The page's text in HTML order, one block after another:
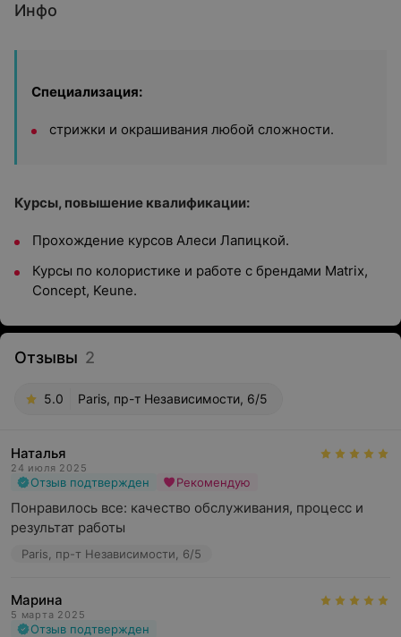
Инфо
Специализация:
стрижки и окрашивания любой сложности.
Курсы, повышение квалификации:
Прохождение курсов Алеси Лапицкой.
Курсы по колористике и работе с брендами Matrix,
Concept, Keune.
Отзывы 2
5.0 Paris, пр-т Независимости, 6/5
Наталья
24 июля 2025
Отзыв подтвержден Рекомендую
Понравилось все: качество обслуживания, процесс и
результат работы
Paris, пр-т Независимости, 6/5
Марина
5 марта 2025
Отзыв подтвержден